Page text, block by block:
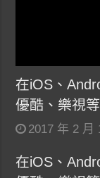
在iOS、
優酷、樂視等
2017 年 2 月
在iOS、